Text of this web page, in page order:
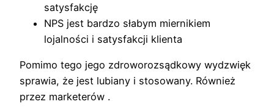
satysfakcję
NPS jest bardzo słabym miernikiem
lojalności i satysfakcji klienta
Pomimo tego jego zdroworozsądkowy wydzwięk
sprawia, że jest lubiany i stosowany. Również
przez marketerów .